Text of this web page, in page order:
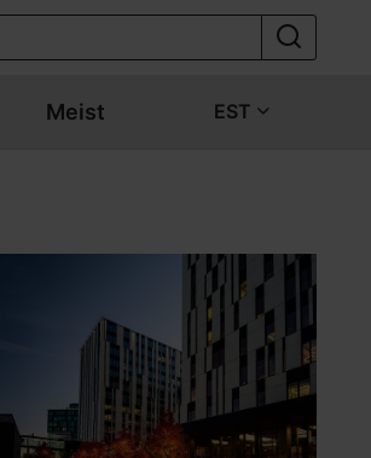
Meist EST